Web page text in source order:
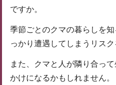
ですか。
季節ごとのクマの暮らしを
っかり遭遇してしまうリス
また、クマと人が隣り合っ
かけになるかもしれません。